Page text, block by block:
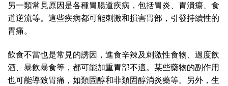
另一類常見原因是各種胃腸道疾病，包括胃炎、胃潰瘍、食
道逆流等。這些疾病都可能刺激和損害胃部，引發持續性的
胃痛。
飲食不當也是常見的誘因，進食辛辣及刺激性食物、過度飲
酒、暴飲暴食等，都可能加重胃部不適。某些藥物的副作用
也可能導致胃痛，如類固醇和非類固醇消炎藥等。另外，生